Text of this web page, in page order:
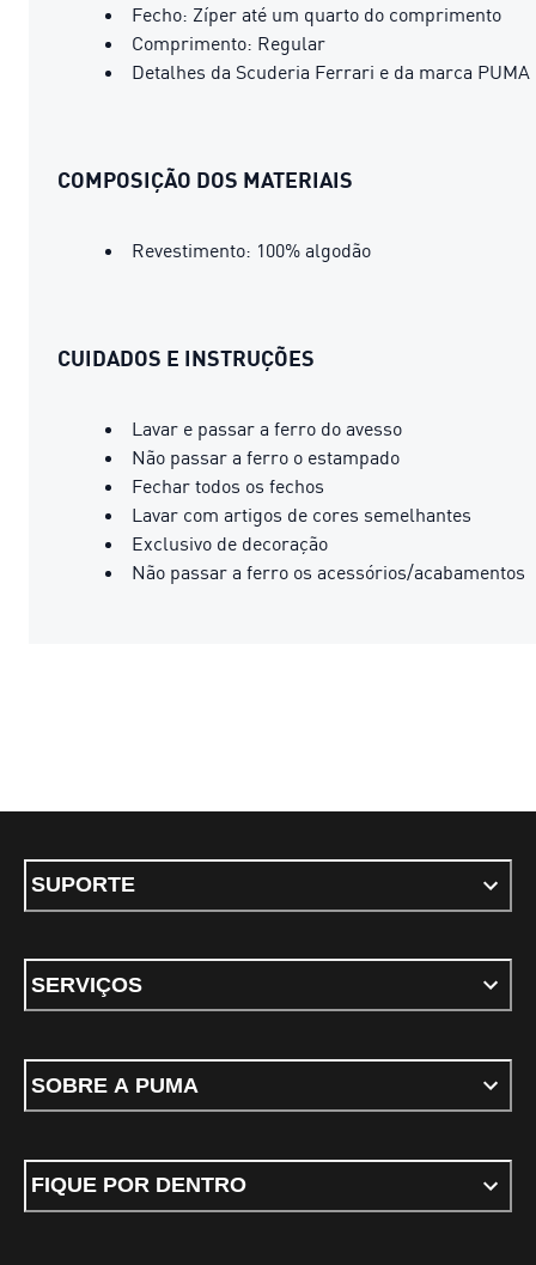
Fecho: Zíper até um quarto do comprimento
Comprimento: Regular
Detalhes da Scuderia Ferrari e da marca PUMA
COMPOSIÇÃO DOS MATERIAIS
Revestimento: 100% algodão
CUIDADOS E INSTRUÇÕES
Lavar e passar a ferro do avesso
Não passar a ferro o estampado
Fechar todos os fechos
Lavar com artigos de cores semelhantes
Exclusivo de decoração
Não passar a ferro os acessórios/acabamentos
SUPORTE
SERVIÇOS
SOBRE A PUMA
FIQUE POR DENTRO